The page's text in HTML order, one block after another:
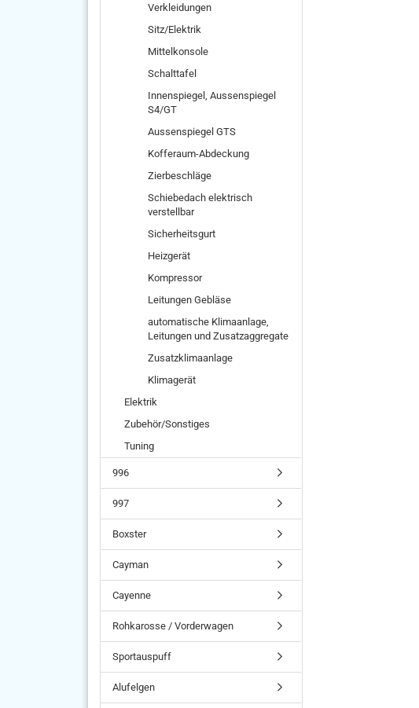
Verkleidungen
Sitz/Elektrik
Mittelkonsole
Schalttafel
Innenspiegel, Aussenspiegel
S4/GT
Aussenspiegel GTS
Kofferaum-Abdeckung
Zierbeschläge
Schiebedach elektrisch
verstellbar
Sicherheitsgurt
Heizgerät
Kompressor
Leitungen Gebläse
automatische Klimaanlage,
Leitungen und Zusatzaggregate
Zusatzklimaanlage
Klimagerät
Elektrik
Zubehör/Sonstiges
Tuning
996
997
Boxster
Cayman
Cayenne
Rohkarosse / Vorderwagen
Sportauspuff
Alufelgen